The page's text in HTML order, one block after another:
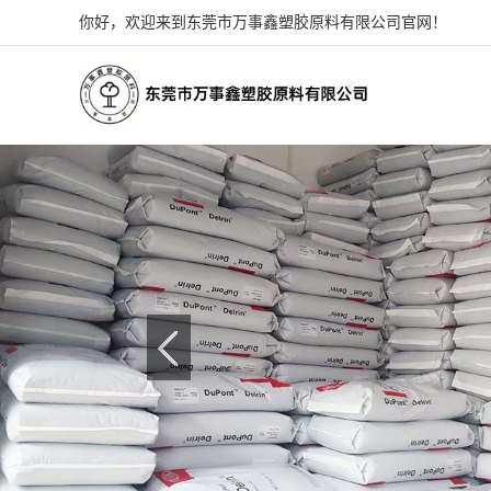
你好，欢迎来到东莞市万事鑫塑胶原料有限公司官网！